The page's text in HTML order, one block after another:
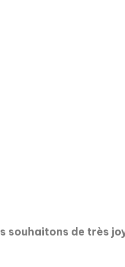
souhaitons de très